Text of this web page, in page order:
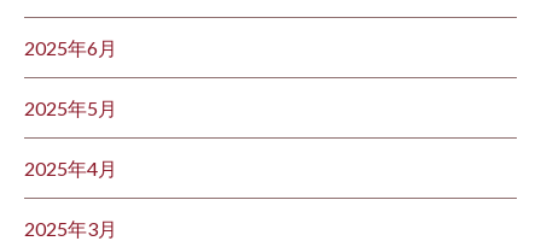
2025年6月
2025年5月
2025年4月
2025年3月